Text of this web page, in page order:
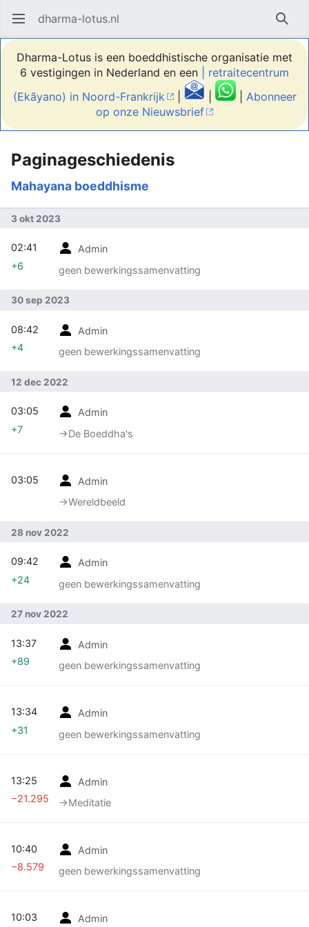
Hoofdmenu openen dharma-lotus.nl
Dharma-Lotus is een boeddhistische organisatie met
6 vestigingen in Nederland en een
| retraitecentrum
(Ekãyano) in Noord-Frankrijk
| | Abonneer
op onze Nieuwsbrief
Paginageschiedenis
Mahayana boeddhisme
3 okt 2023
Admin
geen bewerkingssamenvatting
02:41
+6
30 sep 2023
Admin
geen bewerkingssamenvatting
08:42
+4
12 dec 2022
Admin
→‎De Boeddha's
03:05
+7
Admin
→‎Wereldbeeld
03:05
28 nov 2022
Admin
geen bewerkingssamenvatting
09:42
+24
27 nov 2022
Admin
geen bewerkingssamenvatting
13:37
+89
Admin
geen bewerkingssamenvatting
13:34
+31
Admin
→‎Meditatie
13:25
−21.295
Admin
geen bewerkingssamenvatting
10:40
−8.579
Admin
10:03